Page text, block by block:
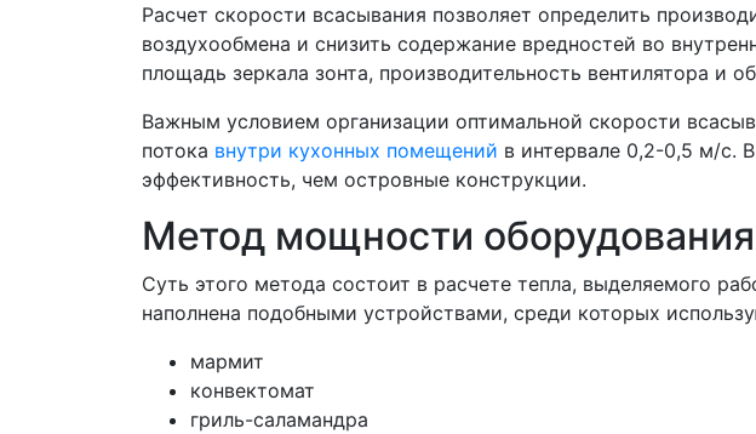
Расчет скорости всасывания позволяет определить
воздухообмена и снизить содержание вредностей во
площадь зеркала зонта, производительность вентилятора
Важным условием организации оптимальной скорости
потока внутри кухонных помещений в интервале 0,2-0,5 м/с.
эффективность, чем островные конструкции.
Метод мощности оборудования
Суть этого метода состоит в расчете тепла, выделяемого
наполнена подобными устройствами, среди которых
мармит
конвектомат
гриль-саламандра